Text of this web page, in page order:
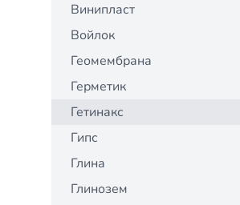
Винипласт
Войлок
Геомембрана
Герметик
Гетинакс
Гипс
Глина
Глинозем